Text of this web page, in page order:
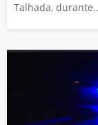
Talhada,